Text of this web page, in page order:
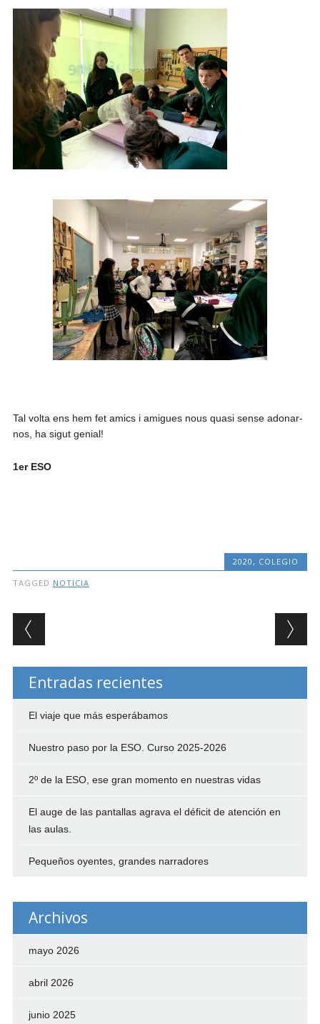
Tal volta ens hem fet amics i amigues nous quasi sense adonar-
nos, ha sigut genial!
1er ESO
2020, COLEGIO
TAGGED NOTICIA
Post navigation
Entradas recientes
El viaje que más esperábamos
Nuestro paso por la ESO. Curso 2025-2026
2º de la ESO, ese gran momento en nuestras vidas
El auge de las pantallas agrava el déficit de atención en
las aulas.
Pequeños oyentes, grandes narradores
Archivos
mayo 2026
abril 2026
junio 2025